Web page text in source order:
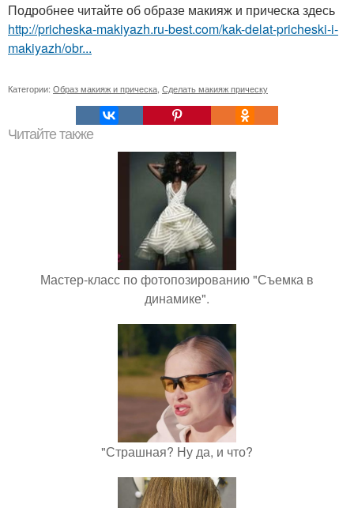
Подробнее читайте об образе макияж и прическа здесь
http://pricheska-makiyazh.ru-best.com/kak-delat-pricheski-i-
makiyazh/obr...
Категории: Образ макияж и прическа, Сделать макияж прическу
Читайте также
Мастер-класс по фотопозированию "Съемка в
динамике".
"Страшная? Ну да, и что?